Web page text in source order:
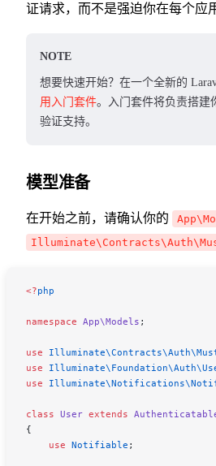
证请求，而不是强迫你在每个应
NOTE
想要快速开始？在一个全新的
用入门套件。入门套件将负责搭建
验证支持。
模型准备
在开始之前，请确认你的
<?php
namespace App\Models ;
use Illuminate\Contracts\Auth\
use Illuminate\Foundation\Auth\
use Illuminate\Notifications\
class User extends
{
    use
Notifiable ;